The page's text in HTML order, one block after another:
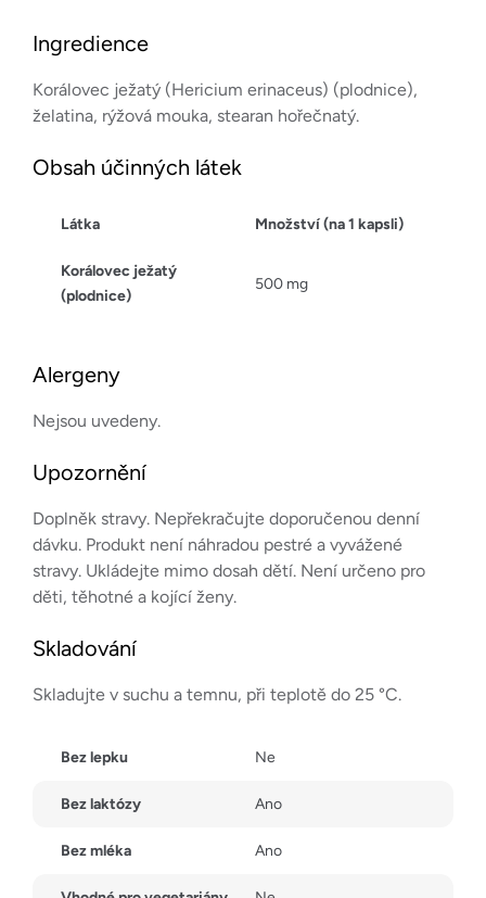
Ingredience
Korálovec ježatý (Hericium erinaceus) (plodnice),
želatina, rýžová mouka, stearan hořečnatý.
Obsah účinných látek
Látka Množství (na 1 kapsli)
Korálovec ježatý
(plodnice)
500 mg
Alergeny
Nejsou uvedeny.
Upozornění
Doplněk stravy. Nepřekračujte doporučenou denní
dávku. Produkt není náhradou pestré a vyvážené
stravy. Ukládejte mimo dosah dětí. Není určeno pro
děti, těhotné a kojící ženy.
Skladování
Skladujte v suchu a temnu, při teplotě do 25 °C.
Bez lepku Ne
Bez laktózy Ano
Bez mléka Ano